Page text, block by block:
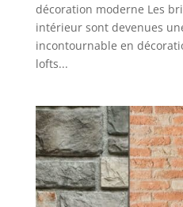
décoration moderne Les
intérieur sont devenues
incontournable en
lofts...